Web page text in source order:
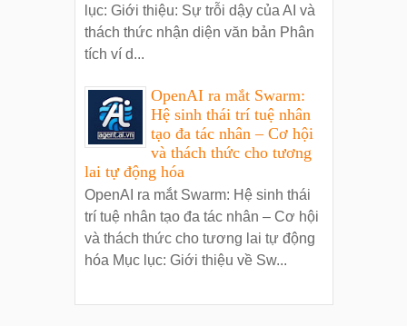
lục: Giới thiệu: Sự trỗi dậy của AI và
thách thức nhận diện văn bản Phân
tích ví d...
OpenAI ra mắt Swarm:
Hệ sinh thái trí tuệ nhân
tạo đa tác nhân – Cơ hội
và thách thức cho tương
lai tự động hóa
OpenAI ra mắt Swarm: Hệ sinh thái
trí tuệ nhân tạo đa tác nhân – Cơ hội
và thách thức cho tương lai tự động
hóa Mục lục: Giới thiệu về Sw...